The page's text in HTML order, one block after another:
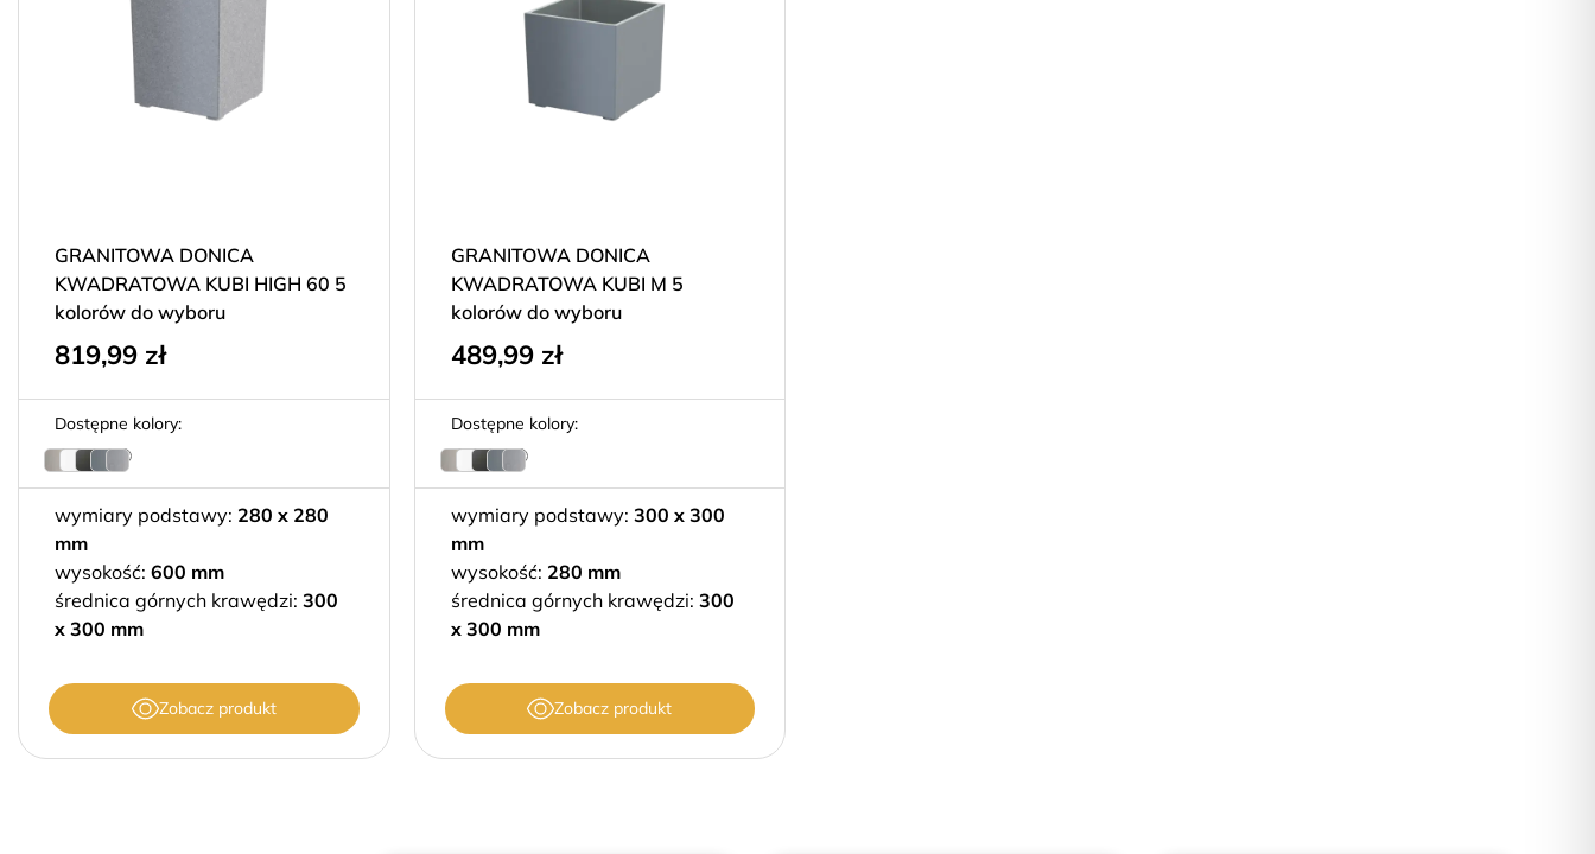
GRANITOWA DONICA
KWADRATOWA KUBI HIGH 60 5
kolorów do wyboru
819,99 zł
Dostępne kolory:
wymiary podstawy: 280 x 280
mm
wysokość: 600 mm
średnica górnych krawędzi: 300
x 300 mm
Zobacz produkt
GRANITOWA DONICA
KWADRATOWA KUBI M 5
kolorów do wyboru
489,99zł
Dostępne kolory:
wymiary podstawy: 300 x 300
mm
wysokość: 280 mm
średnica górnych krawędzi: 300
x 300 mm
Zobacz produkt